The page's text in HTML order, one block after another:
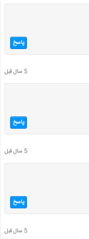
پاسخ
5 سال قبل
پاسخ
5 سال قبل
پاسخ
5 سال قبل